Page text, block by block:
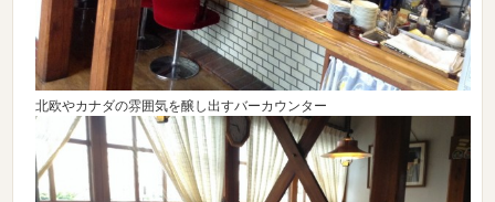
北欧やカナダの雰囲気を醸し出すバーカウンター